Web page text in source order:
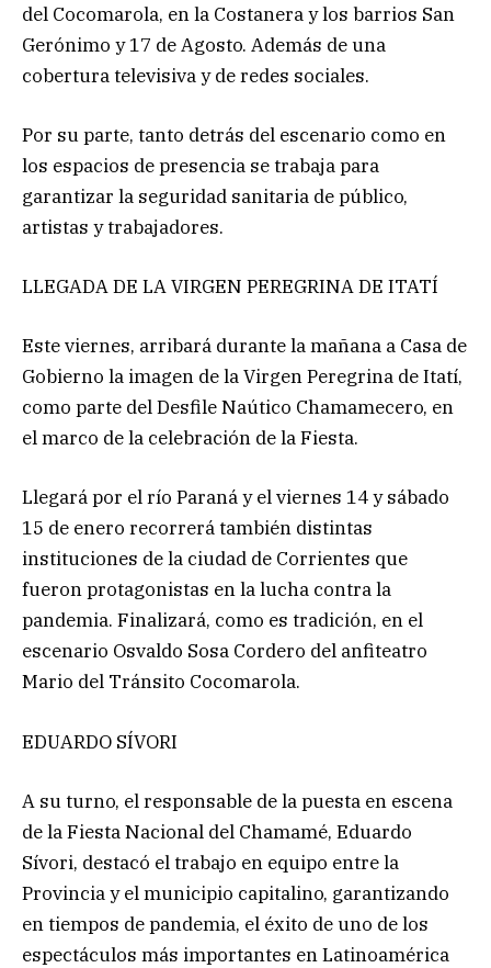
del Cocomarola, en la Costanera y los barrios San
Gerónimo y 17 de Agosto. Además de una
cobertura televisiva y de redes sociales.
Por su parte, tanto detrás del escenario como en
los espacios de presencia se trabaja para
garantizar la seguridad sanitaria de público,
artistas y trabajadores.
LLEGADA DE LA VIRGEN PEREGRINA DE ITATÍ
Este viernes, arribará durante la mañana a Casa de
Gobierno la imagen de la Virgen Peregrina de Itatí,
como parte del Desfile Naútico Chamamecero, en
el marco de la celebración de la Fiesta.
Llegará por el río Paraná y el viernes 14 y sábado
15 de enero recorrerá también distintas
instituciones de la ciudad de Corrientes que
fueron protagonistas en la lucha contra la
pandemia. Finalizará, como es tradición, en el
escenario Osvaldo Sosa Cordero del anfiteatro
Mario del Tránsito Cocomarola.
EDUARDO SÍVORI
A su turno, el responsable de la puesta en escena
de la Fiesta Nacional del Chamamé, Eduardo
Sívori, destacó el trabajo en equipo entre la
Provincia y el municipio capitalino, garantizando
en tiempos de pandemia, el éxito de uno de los
espectáculos más importantes en Latinoamérica